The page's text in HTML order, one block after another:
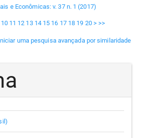
e Econômicas: v. 37 n. 1 (2017)
10 11 12 13 14 15 16 17 18 19 20 > >>
uma pesquisa avançada por similaridade